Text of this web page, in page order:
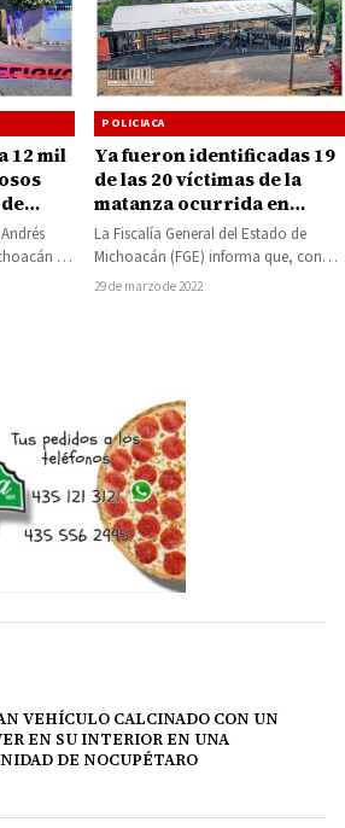
12 mil
el
se
los…
POLICIACA
Ya fueron identificadas 19
de las 20 víctimas de la
matanza ocurrida en
Zinapécuaro
La Fiscalía General del Estado de
Michoacán (FGE) informa que, con
relación a los hechos registrados el
29 de marzo de 2022
VEHÍCULO CALCINADO CON UN
EN SU INTERIOR EN UNA
DE NOCUPÉTARO